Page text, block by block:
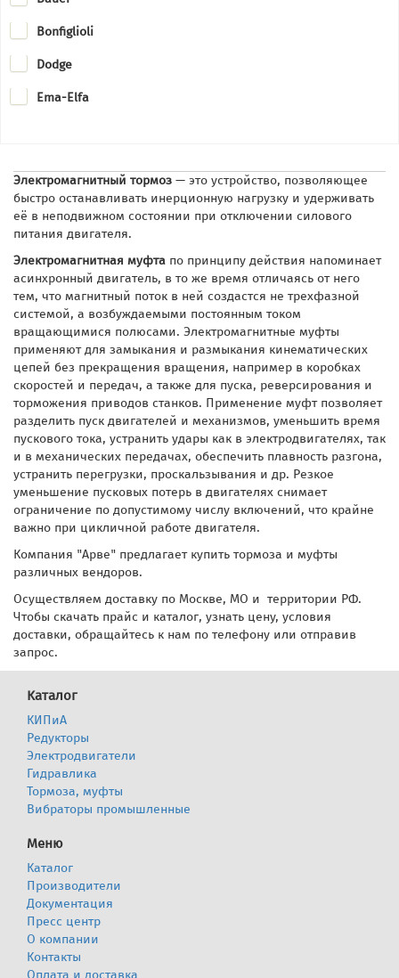
Bonfiglioli
Dodge
Ema-Elfa
Rexnord
Rossi
Sew-Eurodrive
Электромагнитный тормоз — это устройство, позволяющее
быстро останавливать инерционную нагрузку и удерживать
её в неподвижном состоянии при отключении силового
питания двигателя.
Электромагнитная муфта по принципу действия напоминает
асинхронный двигатель, в то же время отличаясь от него
тем, что магнитный поток в ней создастся не трехфазной
системой, а возбуждаемыми постоянным током
вращающимися полюсами. Электромагнитные муфты
применяют для замыкания и размыкания кинематических
цепей без прекращения вращения, например в коробках
скоростей и передач, а также для пуска, реверсирования и
торможения приводов станков. Применение муфт позволяет
разделить пуск двигателей и механизмов, уменьшить время
пускового тока, устранить удары как в электродвигателях, так
и в механических передачах, обеспечить плавность разгона,
устранить перегрузки, проскальзывания и др. Резкое
уменьшение пусковых потерь в двигателях снимает
ограничение по допустимому числу включений, что крайне
важно при цикличной работе двигателя.
Компания "Арве" предлагает купить тормоза и муфты
различных вендоров.
Осуществляем доставку по Москве, МО и территории РФ.
Чтобы скачать прайс и каталог, узнать цену, условия
доставки, обращайтесь к нам по телефону или отправив
запрос.
Каталог
КИПиА
Редукторы
Электродвигатели
Гидравлика
Тормоза, муфты
Вибраторы промышленные
Меню
Каталог
Производители
Документация
Пресс центр
О компании
Контакты
Оплата и доставка